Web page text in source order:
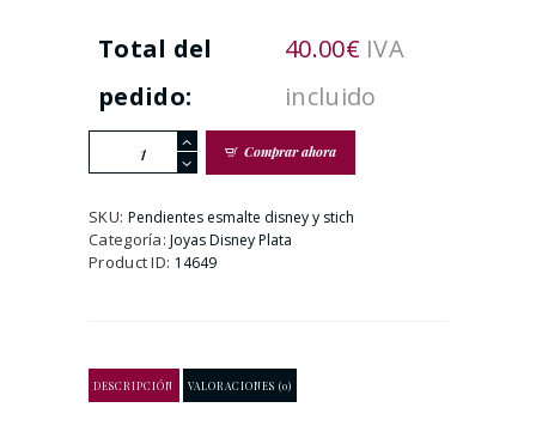
Total del
pedido:
40.00€IVA
incluido
cantidad
Comprar ahora
SKU: Pendientes esmalte disney y stich
Categoría:Joyas Disney Plata
Product ID: 14649
DESCRIPCIÓN VALORACIONES (0)